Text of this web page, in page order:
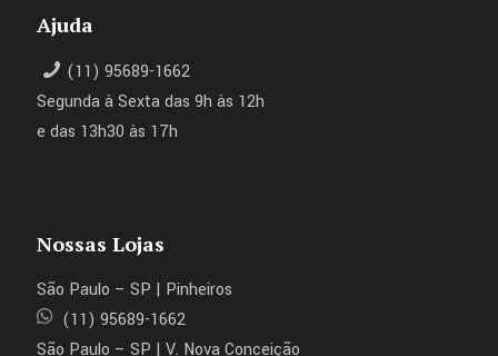
Ajuda
(11) 95689-1662
Segunda à Sexta das 9h às 12h
e das 13h30 às 17h
Nossas Lojas
São Paulo – SP | Pinheiros
(11) 95689-1662
São Paulo – SP | V. Nova Conceição